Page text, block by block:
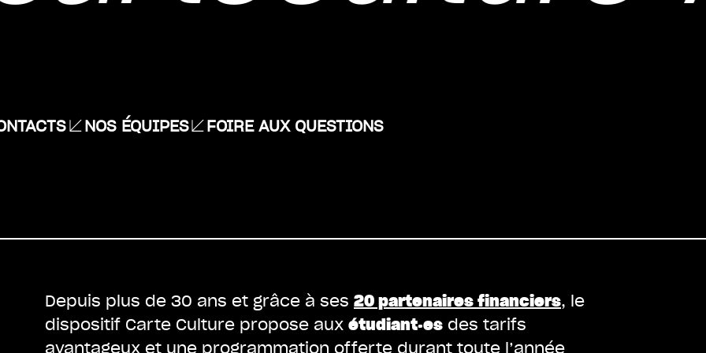
NOS ÉQUIPES FOIRE AUX QUESTIONS
Depuis plus de 30 ans et grâce à ses 20 partenaires financiers, le
dispositif Carte Culture propose aux étudiant·es des tarifs
avantageux et une programmation offerte durant toute l’année